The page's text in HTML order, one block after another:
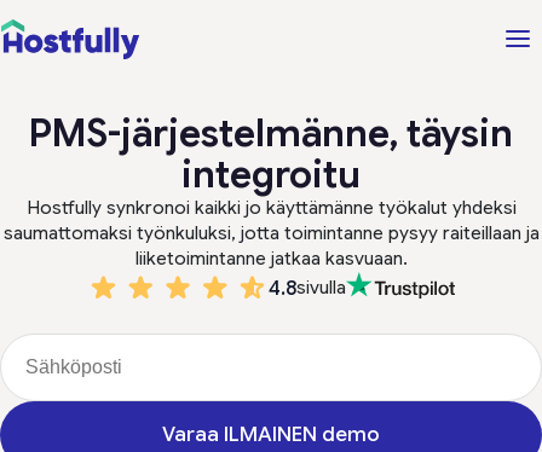
PMS-järjestelmänne, täysin
integroitu
Hostfully synkronoi kaikki jo käyttämänne työkalut yhdeksi
saumattomaksi työnkuluksi, jotta toimintanne pysyy raiteillaan ja
liiketoimintanne jatkaa kasvuaan.
4.8sivulla
Varaa ILMAINEN demo